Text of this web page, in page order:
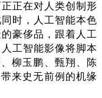
正在对人类创制形
时，人工智能本色
豪侈品，跟着人工
工智能影像将脚本
柳玉鹏、甄翔、陈
来史无前例的机缘